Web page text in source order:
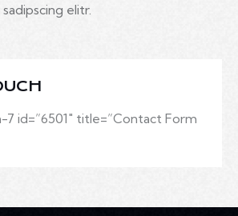
elitr.
id=”6501″ title=”Contact Form